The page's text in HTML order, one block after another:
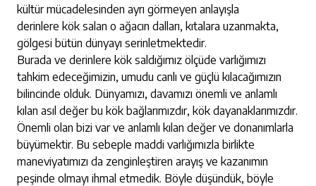
kültür mücadelesinden ayrı görmeyen anlayışla
derinlere kök salan o ağacın dalları, kıtalara uzanmakta,
gölgesi bütün dünyayı serinletmektedir.
Burada ve derinlere kök saldığımız ölçüde varlığımızı
tahkim edeceğimizin, umudu canlı ve güçlü kılacağımızın
bilincinde olduk. Dünyamızı, davamızı önemli ve anlamlı
kılan asıl değer bu kök bağlarımızdır, kök dayanaklarımızdır.
Önemli olan bizi var ve anlamlı kılan değer ve donanımlarla
büyümektir. Bu sebeple maddi varlığımızla birlikte
maneviyatımızı da zenginleştiren arayış ve kazanımın
peşinde olmayı ihmal etmedik. Böyle düşündük, böyle